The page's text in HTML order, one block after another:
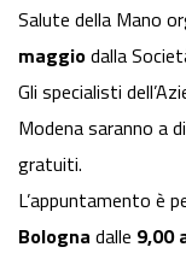
Salute della Mano
maggiodalla
Gli specialisti
Modena saranno a
gratuiti.
L’appuntamento è
Bologna dalle 9,00